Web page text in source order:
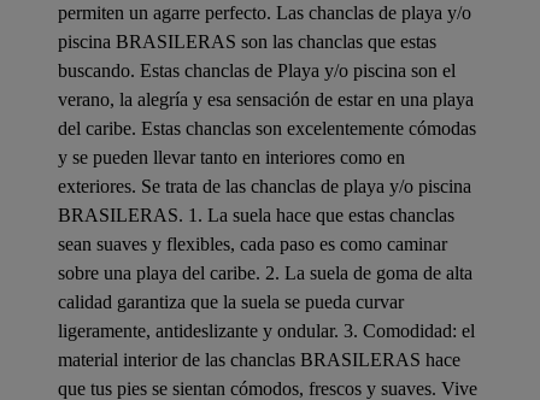
permiten un agarre perfecto. Las chanclas de playa y/o
piscina BRASILERAS son las chanclas que estas
buscando. Estas chanclas de Playa y/o piscina son el
verano, la alegría y esa sensación de estar en una playa
del caribe. Estas chanclas son excelentemente cómodas
y se pueden llevar tanto en interiores como en
exteriores. Se trata de las chanclas de playa y/o piscina
BRASILERAS. 1. La suela hace que estas chanclas
sean suaves y flexibles, cada paso es como caminar
sobre una playa del caribe. 2. La suela de goma de alta
calidad garantiza que la suela se pueda curvar
ligeramente, antideslizante y ondular. 3. Comodidad: el
material interior de las chanclas BRASILERAS hace
que tus pies se sientan cómodos, frescos y suaves. Vive